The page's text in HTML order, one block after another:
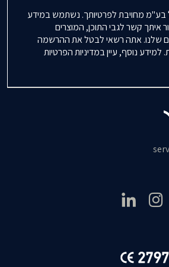
בע"מ מחויבת לפרטיותך. נשתמש במידע
איתך קשר לגבי התוכן, המוצרים
שלנו. אתה רשאי לבטל את ההרשמה
נוסף, עיין במדיניות הפרטיות